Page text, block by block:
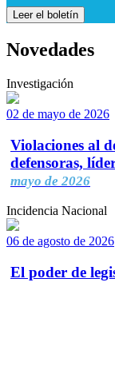
Leer el boletín
Novedades
Investigación
02 de mayo de 2026
Violaciones al
defensoras,
mayo de 2026
Incidencia Nacional
06 de agosto de 2026
El poder de